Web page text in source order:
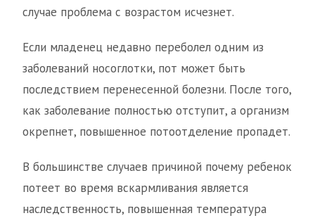
случае проблема с возрастом исчезнет.
Если младенец недавно переболел одним из
заболеваний носоглотки, пот может быть
последствием перенесенной болезни. После того,
как заболевание полностью отступит, а организм
окрепнет, повышенное потоотделение пропадет.
В большинстве случаев причиной почему ребенок
потеет во время вскармливания является
наследственность, повышенная температура